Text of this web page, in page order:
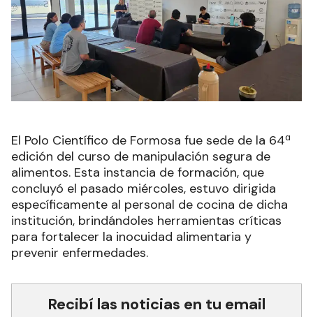
El Polo Científico de Formosa fue sede de la 64ª
edición del curso de manipulación segura de
alimentos. Esta instancia de formación, que
concluyó el pasado miércoles, estuvo dirigida
específicamente al personal de cocina de dicha
institución, brindándoles herramientas críticas
para fortalecer la inocuidad alimentaria y
prevenir enfermedades.
Recibí las noticias en tu email